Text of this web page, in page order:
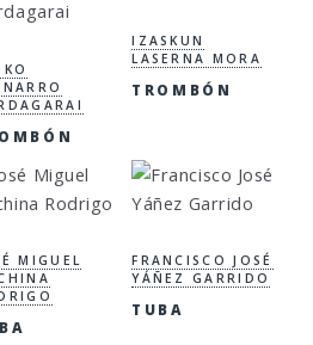
IZASKUN
LASERNA MORA
TROMBÓN
MIGUEL
FRANCISCO JOSÉ
YÁÑEZ GARRIDO
TUBA